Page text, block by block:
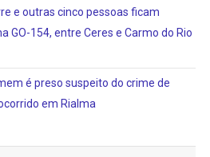
e outras cinco pessoas ficam
GO-154, entre Ceres e Carmo do Rio
é preso suspeito do crime de
em Rialma